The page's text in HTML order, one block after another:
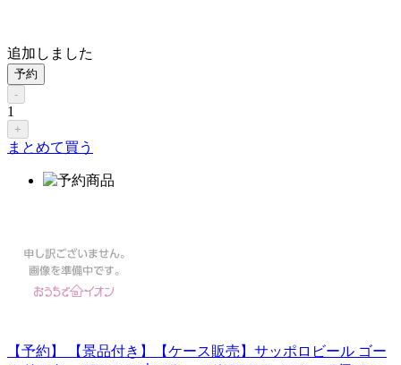
追加しました
予約
-
1
+
まとめて買う
【予約】 【景品付き】【ケース販売】サッポロビール ゴー